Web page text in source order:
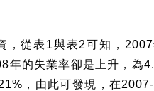
，從表 1與表2可知， 2007
年的失業率卻是上升，為
，由此可發現，在